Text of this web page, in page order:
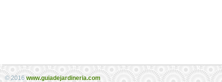
© 2016 www.guiadejardineria.com